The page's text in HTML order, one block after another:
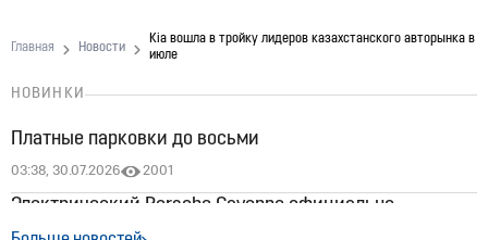
Главная Новости
Kia вошла в тройку лидеров казахстанского авторынка в
июле
НОВИНКИ
Платные парковки до восьми
03:38, 30.07.2026 2001
Электрический Porsche Cayenne официально
появился в Казахстане: цены стартуют от 60 млн